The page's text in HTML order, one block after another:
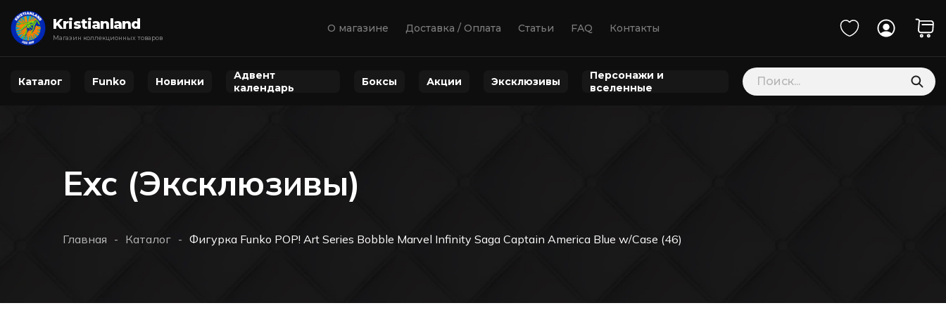
Kristianland
Магазин коллекционных товаров
О магазине Доставка / Оплата Статьи FAQ Контакты
Каталог Funko Новинки
Адвент
календарь
Боксы Акции Эксклюзивы
Персонажи и
вселенные
Поиск
товаров
Exc (Эксклюзивы)
Главная - Каталог - Фигурка Funko POP! Art Series Bobble Marvel Infinity Saga Captain America Blue w/Case (46)